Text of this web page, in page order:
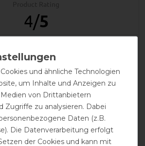
4/5
product experience
from 1 customer reviews
100%
0%
0%
und ähnliche Technologien
um Inhalte und Anzeigen zu
Medien von Drittanbietern
Zugriffe zu analysieren. Dabei
Daten (z.B.
Die Datenverarbeitung erfolgt
der Cookies und kann mit